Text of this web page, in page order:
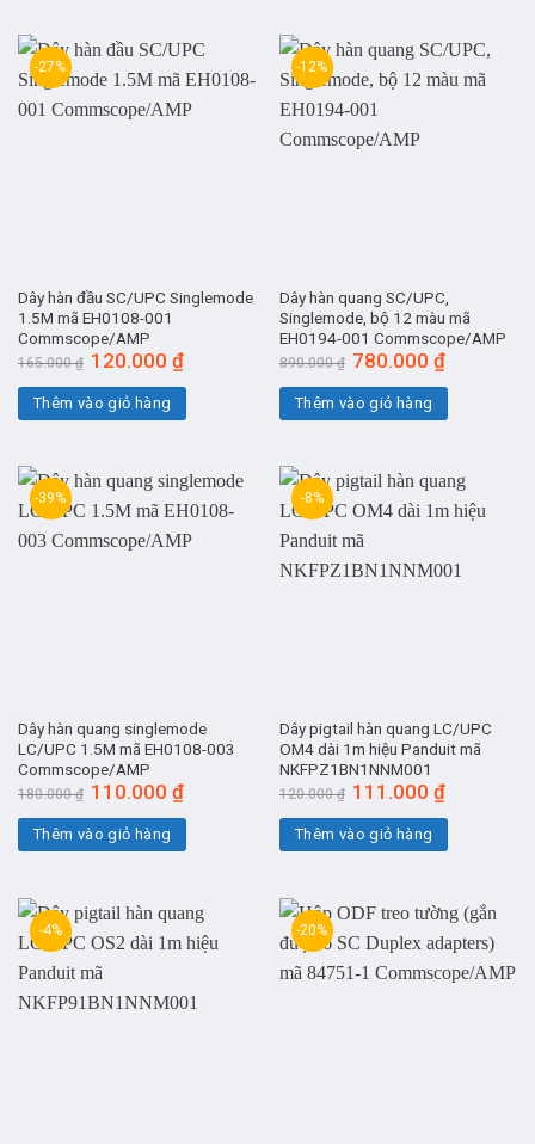
-27%
Dây hàn đầu SC/UPC Singlemode
1.5M mã EH0108-001
Commscope/AMP
165.000₫ Giá
gốc
là:
165.000 ₫.
120.000₫
tại
120.000 ₫.
Thêm vào giỏ hàng
-12%
Dây hàn quang SC/UPC,
Singlemode, bộ 12 màu mã
EH0194-001 Commscope/AMP
890.000₫ Giá
gốc
là:
890.000 ₫.
780.000₫
tại
780.000 ₫.
Thêm vào giỏ hàng
-39%
Dây hàn quang singlemode
LC/UPC 1.5M mã EH0108-003
Commscope/AMP
180.000₫ Giá
gốc
là:
180.000 ₫.
110.000₫
tại
110.000 ₫.
Thêm vào giỏ hàng
-8%
Dây pigtail hàn quang LC/UPC
OM4 dài 1m hiệu Panduit mã
NKFPZ1BN1NNM001
120.000₫ Giá
gốc
là:
120.000 ₫.
111.000₫
tại
111.000 ₫.
Thêm vào giỏ hàng
-4% -20%